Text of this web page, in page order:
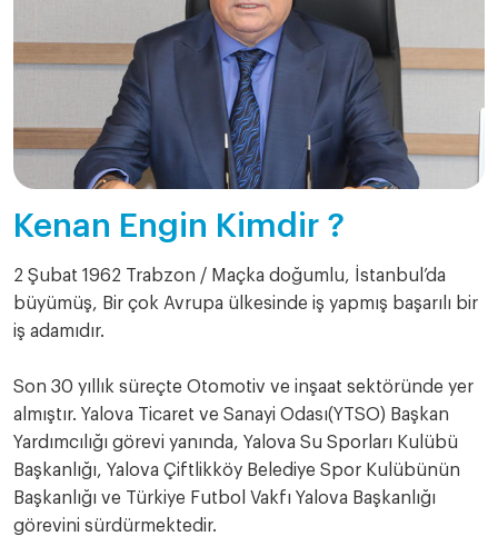
Kenan Engin Kimdir ?
2 Şubat 1962 Trabzon / Maçka doğumlu, İstanbul’da
büyümüş, Bir çok Avrupa ülkesinde iş yapmış başarılı bir
iş adamıdır.
Son 30 yıllık süreçte Otomotiv ve inşaat sektöründe yer
almıştır. Yalova Ticaret ve Sanayi Odası(YTSO) Başkan
Yardımcılığı görevi yanında, Yalova Su Sporları Kulübü
Başkanlığı, Yalova Çiftlikköy Belediye Spor Kulübünün
Başkanlığı ve Türkiye Futbol Vakfı Yalova Başkanlığı
görevini sürdürmektedir.